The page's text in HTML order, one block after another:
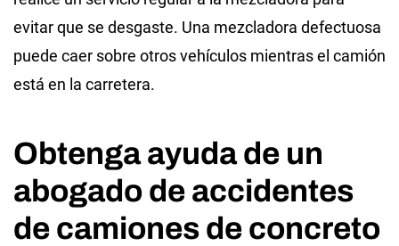
evitar que se desgaste. Una mezcladora defectuosa
puede caer sobre otros vehículos mientras el camión
está en la carretera.
Obtenga ayuda de un
abogado de accidentes
de camiones de concreto